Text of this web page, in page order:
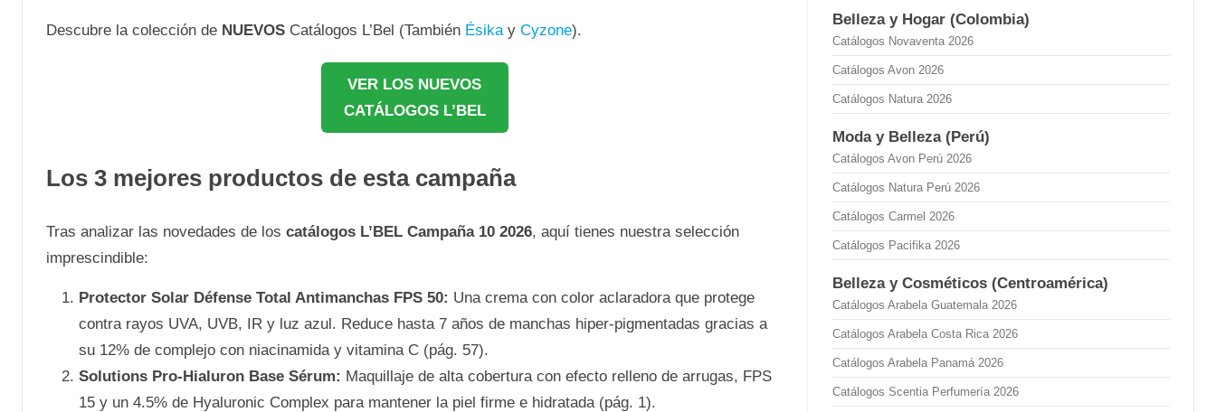
Descubre la colección de NUEVOS Catálogos L’Bel (También Ésikay Cyzone).
VER LOS NUEVOS
CATÁLOGOS L’BEL
Los 3 mejores productos de esta campaña
Tras analizar las novedades de los catálogos L’BEL Campaña 10 2026, aquí tienes nuestra selección
imprescindible:
Protector Solar Défense Total Antimanchas FPS 50: Una crema con color aclaradora que protege
contra rayos UVA, UVB, IR y luz azul. Reduce hasta 7 años de manchas hiper-pigmentadas gracias a
su 12% de complejo con niacinamida y vitamina C (pág. 57).
Solutions Pro-Hialuron Base Sérum: Maquillaje de alta cobertura con efecto relleno de arrugas, FPS
15 y un 4.5% de Hyaluronic Complex para mantener la piel firme e hidratada (pág. 1).
Belleza y Hogar (Colombia)
Catálogos Novaventa 2026
Catálogos Avon 2026
Catálogos Natura 2026
Moda y Belleza (Perú)
Catálogos Avon Perú 2026
Catálogos Natura Perú 2026
Catálogos Carmel 2026
Catálogos Pacifika 2026
Belleza y Cosméticos (Centroamérica)
Catálogos Arabela Guatemala 2026
Catálogos Arabela Costa Rica 2026
Catálogos Arabela Panamá 2026
Catálogos Scentia Perfumería 2026